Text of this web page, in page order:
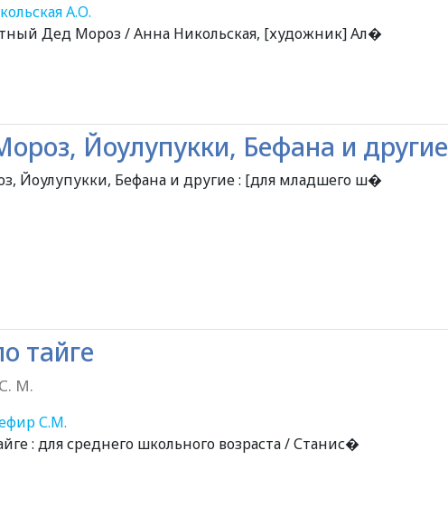
А.О.
Дед Мороз / Анна Никольская, [художник] Ал�
Йоулупукки, Бефана и другие
Йоулупукки, Бефана и другие : [для младшего ш�
тайге
М.
С.М.
: для среднего школьного возраста / Станис�